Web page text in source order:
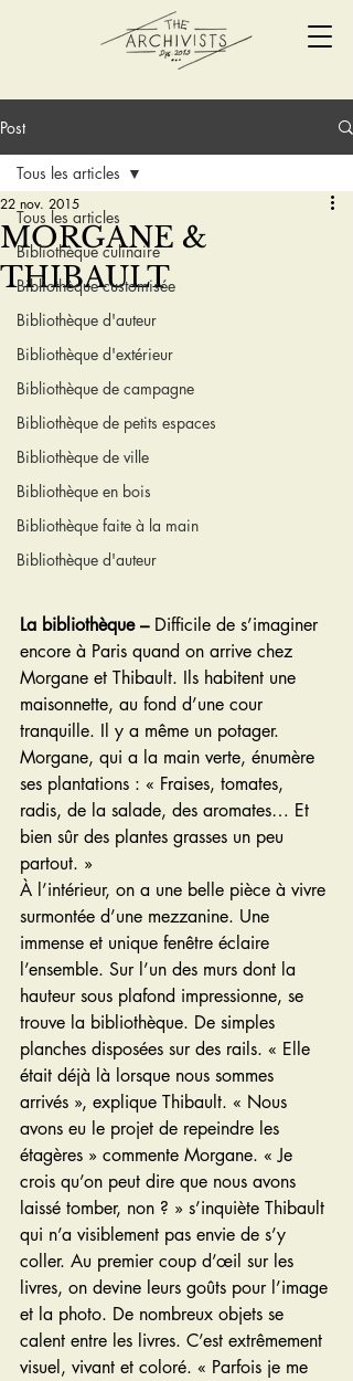
Post
Tous les articles
Bibliothèque culinaire
Bibliothèque customisée
Bibliothèque d'auteur
Bibliothèque d'extérieur
Bibliothèque de campagne
Bibliothèque de petits espaces
Bibliothèque de ville
Bibliothèque en bois
Bibliothèque faite à la main
Bibliothèque d'auteur
Tous les articles
MORGANE &
THIBAULT
22 nov. 2015
La bibliothèque – Difficile de s’imaginer
encore à Paris quand on arrive chez
Morgane et Thibault. Ils habitent une
maisonnette, au fond d’une cour
tranquille. Il y a même un potager.
Morgane, qui a la main verte, énumère
ses plantations : « Fraises, tomates,
radis, de la salade, des aromates… Et
bien sûr des plantes grasses un peu
partout. »
À l’intérieur, on a une belle pièce à vivre
surmontée d’une mezzanine. Une
immense et unique fenêtre éclaire
l’ensemble. Sur l’un des murs dont la
hauteur sous plafond impressionne, se
trouve la bibliothèque. De simples
planches disposées sur des rails. « Elle
était déjà là lorsque nous sommes
arrivés », explique Thibault. « Nous
avons eu le projet de repeindre les
étagères » commente Morgane. « Je
crois qu’on peut dire que nous avons
laissé tomber, non ? » s’inquiète Thibault
qui n’a visiblement pas envie de s’y
coller. Au premier coup d’œil sur les
livres, on devine leurs goûts pour l’image
et la photo. De nombreux objets se
calent entre les livres. C’est extrêmement
visuel, vivant et coloré. « Parfois je me